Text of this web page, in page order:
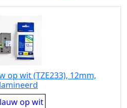
op wit (TZE233), 12mm,
op wit